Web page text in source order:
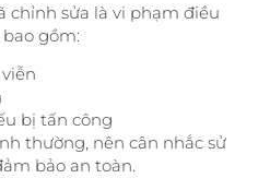
chỉnh sửa là vi phạm điều
gồm:
bị tấn công
thường, nên cân nhắc sử
bảo an toàn.